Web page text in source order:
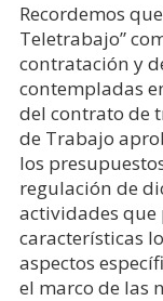
Recordemos
Teletrabajo”
contratación y
contempladas
del contrato de
de Trabajo
los
regulación de
actividades
características
aspectos
el marco de las